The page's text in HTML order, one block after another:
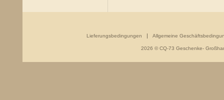
Lieferungsbedingungen Allgemeine
2026 © CQ-73 Geschenke-